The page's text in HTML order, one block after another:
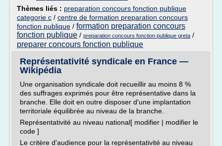
Thèmes liés : preparation concours fonction publique
categorie c / centre de formation preparation concours
fonction publique / formation preparation concours
fonction publique / preparation concours fonction publique greta /
preparer concours fonction publique
Représentativité syndicale en France —
Wikipédia
Une organisation syndicale doit recueillir au moins 8 %
des suffrages exprimés pour être représentative dans la
branche. Elle doit en outre disposer d'une implantation
territoriale équilibrée au niveau de la branche.
Représentativité au niveau national[ modifier | modifier le
code ]
Le critère d'audience pour la représentativité au niveau